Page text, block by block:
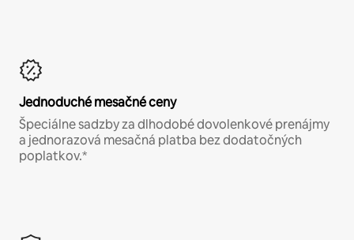
Jednoduché mesačné ceny
Špeciálne sadzby za dlhodobé dovolenkové prenájmy
a jednorazová mesačná platba bez dodatočných
poplatkov.*